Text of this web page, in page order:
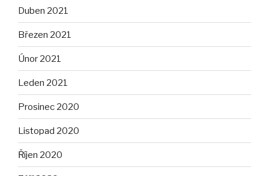
Duben 2021
Březen 2021
Únor 2021
Leden 2021
Prosinec 2020
Listopad 2020
Říjen 2020